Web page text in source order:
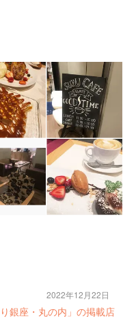
銀座・丸の内」の掲載店
2022年12月22日